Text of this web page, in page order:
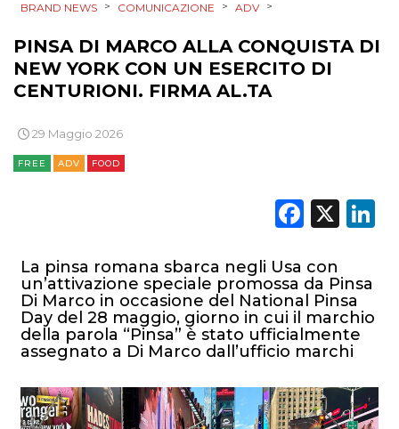
BRAND NEWS > COMUNICAZIONE > ADV >
PINSA DI MARCO ALLA CONQUISTA DI
NEW YORK CON UN ESERCITO DI
CENTURIONI. FIRMA AL.TA
29 Maggio 2026
FREE ADV FOOD
X
La pinsa romana sbarca negli Usa con
un’attivazione speciale promossa da Pinsa
Di Marco in occasione del National Pinsa
Day del 28 maggio, giorno in cui il marchio
della parola “Pinsa” è stato ufficialmente
assegnato a Di Marco dall’ufficio marchi